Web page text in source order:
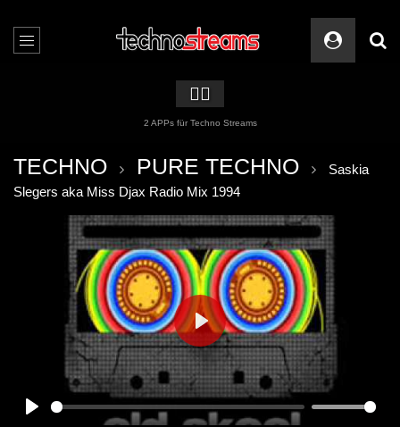
🏳️‍🌈
2 APPs für Techno Streams
TECHNO PURE TECHNO
Saskia
Slegers aka Miss Djax Radio Mix 1994
PLAY